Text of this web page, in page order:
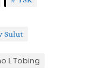
Sulut
L Tobing